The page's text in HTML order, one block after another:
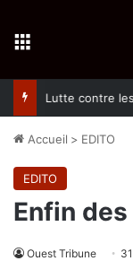
Accueil > EDITO
EDITO
Enfin
Ouest Tribune